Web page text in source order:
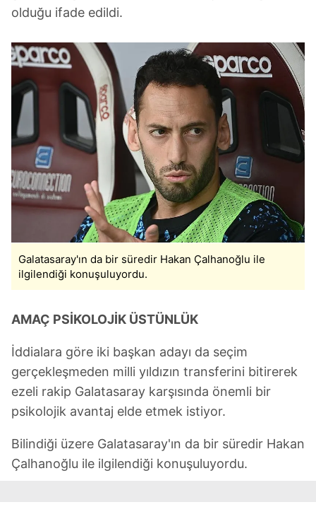
olduğu ifade edildi.
Galatasaray'ın da bir süredir Hakan Çalhanoğlu ile
ilgilendiği konuşuluyordu.
AMAÇ PSİKOLOJİK ÜSTÜNLÜK
İddialara göre iki başkan adayı da seçim
gerçekleşmeden milli yıldızın transferini bitirerek
ezeli rakip Galatasaray karşısında önemli bir
psikolojik avantaj elde etmek istiyor.
Bilindiği üzere Galatasaray'ın da bir süredir Hakan
Çalhanoğlu ile ilgilendiği konuşuluyordu.